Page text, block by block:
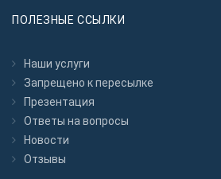
ПОЛЕЗНЫЕ ССЫЛКИ
Наши услуги
Запрещено к пересылкe
Презентация
Ответы на вопросы
Новости
Отзывы